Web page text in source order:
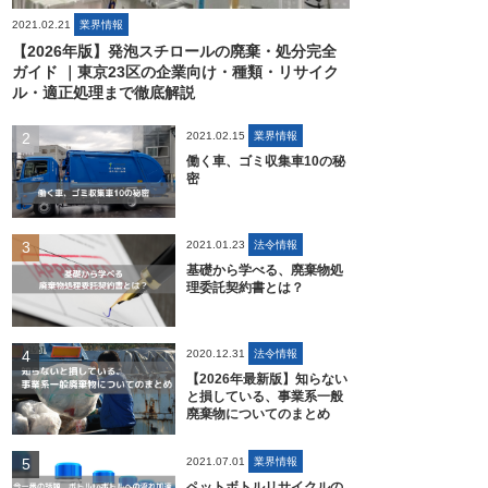
2021.02.21 業界情報
【2026年版】発泡スチロールの廃棄・処分完全
ガイド ｜東京23区の企業向け・種類・リサイク
ル・適正処理まで徹底解説
2021.02.15 業界情報
働く車、ゴミ収集車10の秘
密
2021.01.23 法令情報
基礎から学べる、廃棄物処
理委託契約書とは？
2020.12.31 法令情報
【2026年最新版】知らない
と損している、事業系一般
廃棄物についてのまとめ
2021.07.01 業界情報